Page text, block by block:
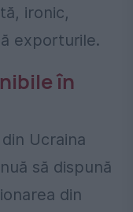
ironic,
exporturile.
în
Ucraina
să dispună
din